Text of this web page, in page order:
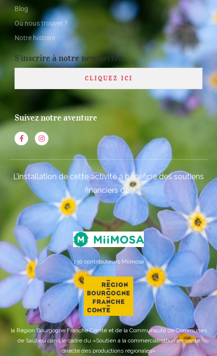
Blog
Où nous trouver ?
Notre histoire
S'inscrire à notre newsletter
CLIQUEZ ICI
Suivez notre aventure
L’installation de cette activité a bénéficié des soutiens
financiers de :
130 contributeurs Miimosa
la Région Bourgogne Franche Comté et de la Communauté de Communes
de Saulieu dans le cadre du «Soutien à la commercialisation en vente
directe des productions régionales»